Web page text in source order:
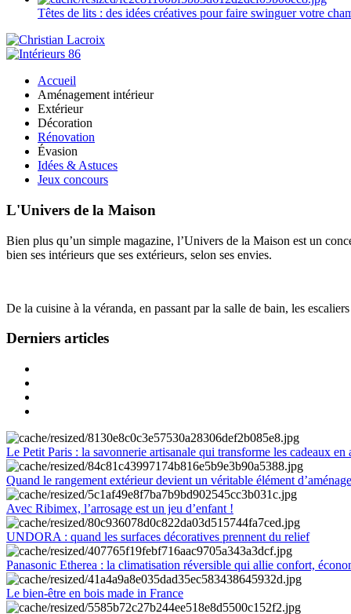
Têtes de lits : des idées créatives pour faire swinguer votre
Accueil
Aménagement intérieur
Extérieur
Décoration
Rénovation
Évasion
Idées & Astuces
Jeux concours
L'Univers de la Maison
Bien plus qu’un simple magazine, l’Univers de la Maison est un
bien ses intérieurs que ses extérieurs, selon ses envies.
De la cuisine à la véranda, en passant par la salle de bain, les
Derniers articles
Le Petit Paris : la savonnerie artisanale qui transforme les cadeaux en
Quand le rangement extérieur devient un véritable élément
Avec Ribimex, l’arrosage est un jeu d’enfant !
UNDORA : quand les surfaces décoratives prennent du relief
Panasonic Etherea : la climatisation réversible qui allie confort,
Le bien-être en bois made in France